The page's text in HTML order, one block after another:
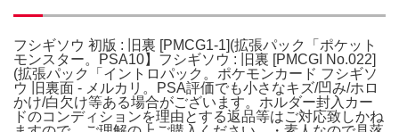
フシギソウ 初版 : 旧裏 [PMCG1-1](拡張パック「ポケット
モンスター。PSA10】フシギソウ : 旧裏 [PMCGI No.022]
(拡張パック「イントロパック。ポケモンカード フシギソ
ウ 旧裏面 - メルカリ。PSA評価でも小さなキズ/凹み/ホロ
かけ/白欠け等ある場合がございます。ホルダー封入カー
ドのコンディションを理由とする返品等はご対応致しかね